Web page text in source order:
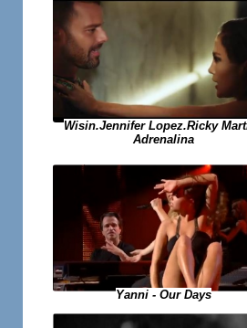
Wisin.Jennifer Lopez.Ricky
Adrenalina
Yanni - Our Days